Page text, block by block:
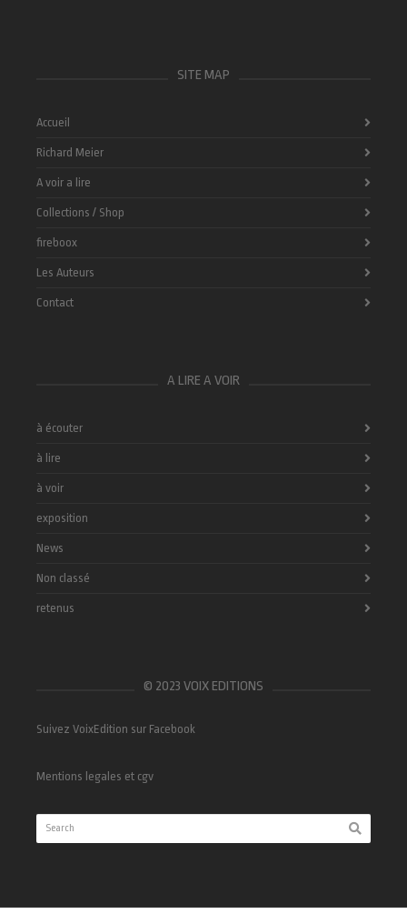
SITE MAP
Accueil
Richard Meier
A voir a lire
Collections / Shop
fireboox
Les Auteurs
Contact
A LIRE A VOIR
à écouter
à lire
à voir
exposition
News
Non classé
retenus
© 2023 VOIX EDITIONS
Suivez VoixEdition sur Facebook
Mentions legales et cgv